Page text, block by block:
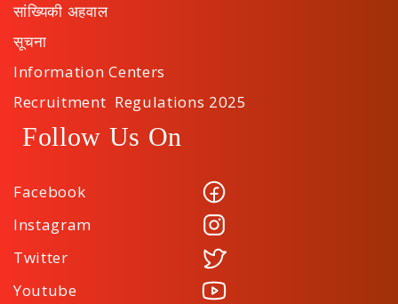
सांख्यिकी अहवाल
सूचना
Information Centers
Recruitment Regulations 2025
Follow Us On
Facebook
Instagram
Twitter
Youtube